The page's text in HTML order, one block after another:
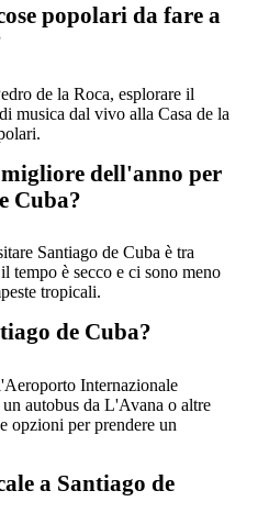
popolari da fare a
de la Roca, esplorare il
musica dal vivo alla Casa de la
dell'anno per
Cuba?
Santiago de Cuba è tra
tempo è secco e ci sono meno
tropicali.
de Cuba?
Internazionale
autobus da L'Avana o altre
opzioni per prendere un
a Santiago de